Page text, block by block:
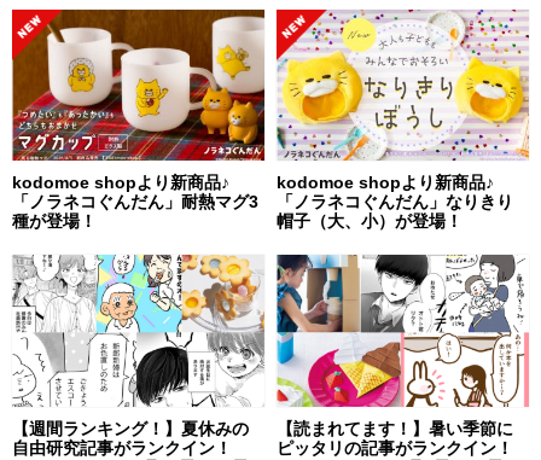
kodomoe shopより新商品♪
「ノラネコぐんだん」耐熱マグ3
種が登場！
kodomoe shopより新商品♪
「ノラネコぐんだん」なりきり
帽子（大、小）が登場！
【週間ランキング！】夏休みの
自由研究記事がランクイン！
【読まれてます！】暑い季節に
ピッタリの記事がランクイン！